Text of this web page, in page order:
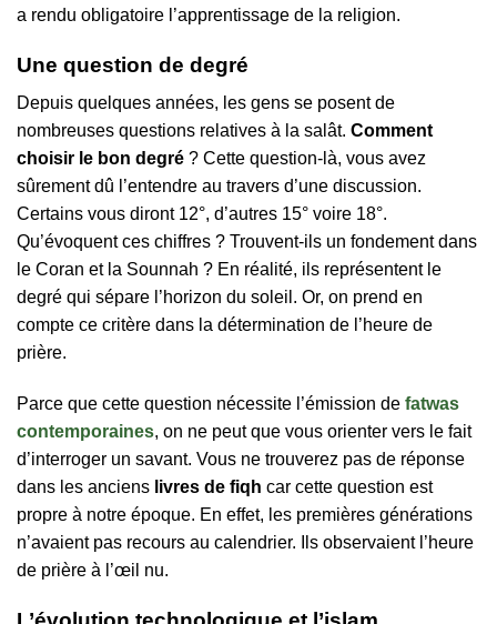
a rendu obligatoire l’apprentissage de la religion.
Une question de degré
Depuis quelques années, les gens se posent de
nombreuses questions relatives à la salât. Comment
choisir le bon degré ? Cette question-là, vous avez
sûrement dû l’entendre au travers d’une discussion.
Certains vous diront 12°, d’autres 15° voire 18°.
Qu’évoquent ces chiffres ? Trouvent-ils un fondement dans
le Coran et la Sounnah ? En réalité, ils représentent le
degré qui sépare l’horizon du soleil. Or, on prend en
compte ce critère dans la détermination de l’heure de
prière.
Parce que cette question nécessite l’émission de fatwas
contemporaines, on ne peut que vous orienter vers le fait
d’interroger un savant. Vous ne trouverez pas de réponse
dans les anciens livres de fiqh car cette question est
propre à notre époque. En effet, les premières générations
n’avaient pas recours au calendrier. Ils observaient l’heure
de prière à l’œil nu.